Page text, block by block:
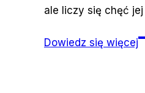
ale liczy się chęć
Dowiedz się więcej